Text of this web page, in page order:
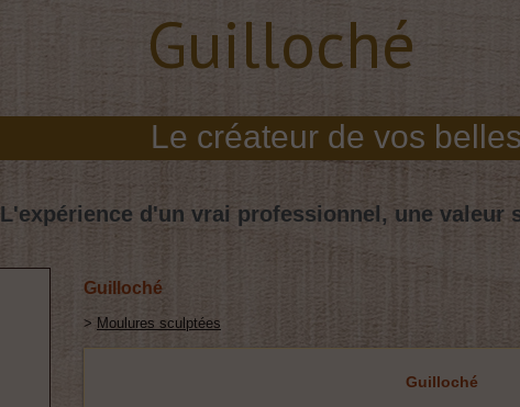
Guilloché
L'expérience d'un vrai professionnel, une valeur
Guilloché
> Moulures sculptées
Guilloché